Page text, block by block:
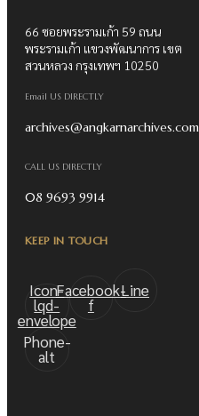
66 ซอยพระรามเก้า 59 ถนน
พระรามเก้า แขวงพัฒนาการ เขต
สวนหลวง กรุงเทพฯ 10250
Email US DIRECTLY
archives@angkarnarchives.com
CALL US DIRECTLY
08 9693 9914
KEEP IN TOUCH
Icon-
lqd-
envelope
Facebook-
f
Line
Phone-
alt